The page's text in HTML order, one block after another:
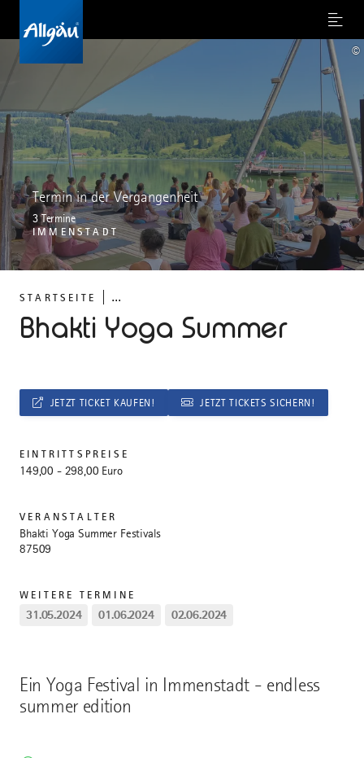
Menu
STARTSEITE ...
Bhakti Yoga Summer
Termin in der Vergangenheit
3 Termine
IMMENSTADT
©
Ein Yoga Festival in Immenstadt - endless
summer edition
JETZT TICKET KAUFEN! JETZT TICKETS SICHERN!
EINTRITTSPREISE
149,00 - 298,00 Euro
VERANSTALTER
Bhakti Yoga Summer Festivals
87509
WEITERE TERMINE
31.05.2024 01.06.2024 02.06.2024